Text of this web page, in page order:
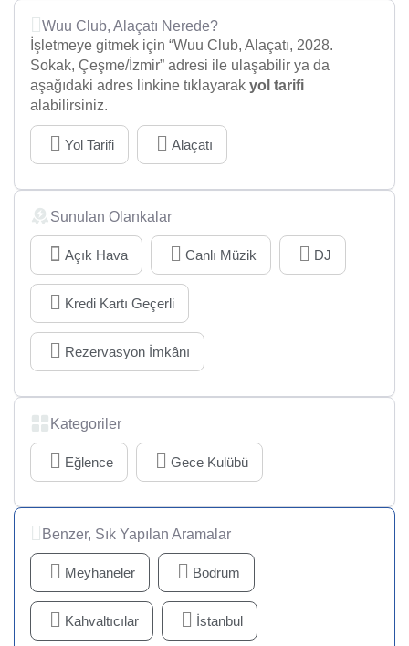
Wuu Club, Alaçatı Nerede?
İşletmeye gitmek için “Wuu Club, Alaçatı, 2028.
Sokak, Çeşme/İzmir” adresi ile ulaşabilir ya da
aşağıdaki adres linkine tıklayarak yol tarifi
alabilirsiniz.
Yol Tarifi Alaçatı
Sunulan Olankalar
Açık Hava Canlı Müzik DJ
Kredi Kartı Geçerli
Rezervasyon İmkânı
Kategoriler
Eğlence Gece Kulübü
Benzer, Sık Yapılan Aramalar
Meyhaneler Bodrum
Kahvaltıcılar İstanbul